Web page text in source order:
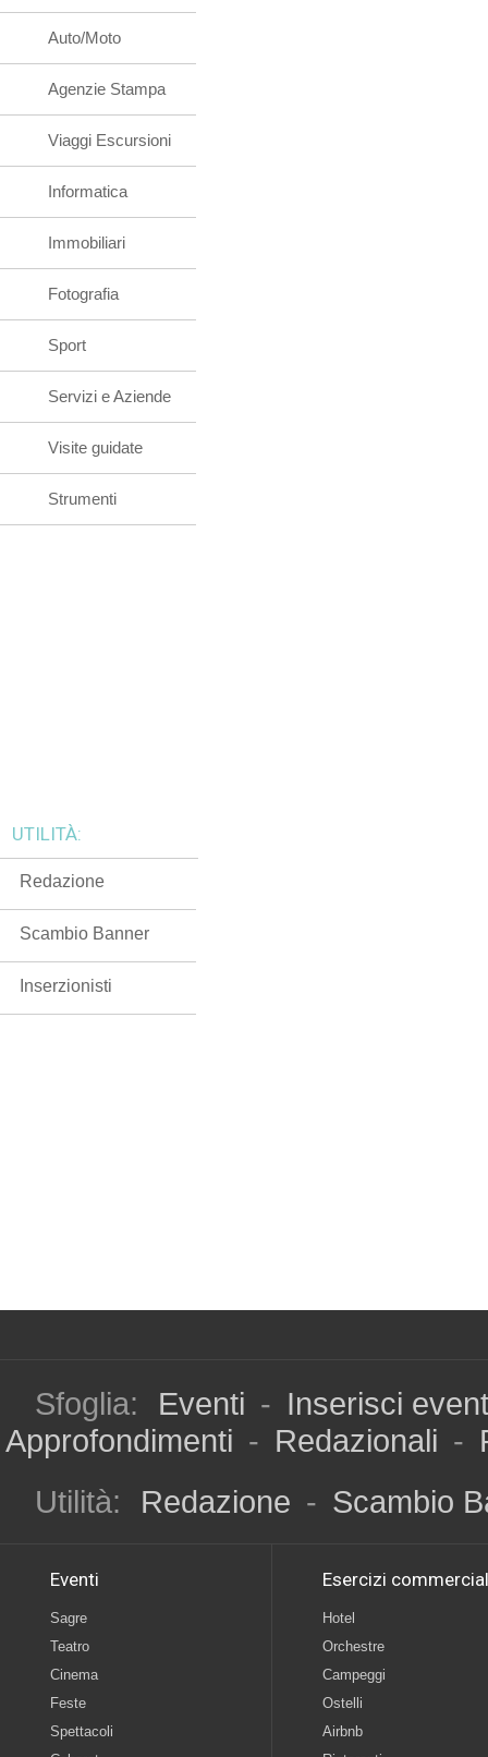
Auto/Moto
Agenzie Stampa
Viaggi Escursioni
Informatica
Immobiliari
Fotografia
Sport
Servizi e Aziende
Visite guidate
Strumenti
UTILITÀ:
Redazione
Scambio Banner
Inserzionisti
Sfoglia: Eventi - Inserisci
Approfondimenti - Redazionali -
Utilità:
Redazione - Scambio
Eventi
Sagre
Teatro
Cinema
Feste
Spettacoli
Esercizi
Hotel
Orchestre
Campeggi
Ostelli
Airbnb